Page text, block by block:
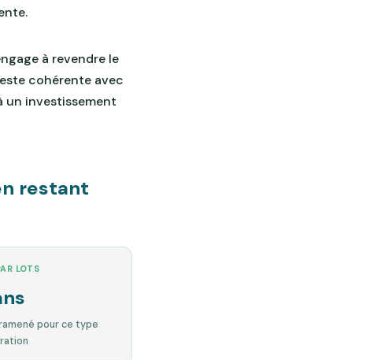
à revendre le
cohérente avec
un investissement
restant
LOTS
pour ce type